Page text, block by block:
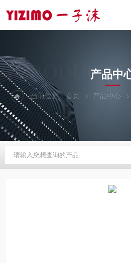
PRODUCTS
产品中
当前位置：首页 产品中心